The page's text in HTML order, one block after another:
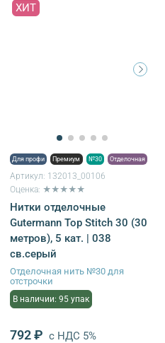
ХИТ
Для профи Премиум №30 Отделочная
Артикул: 132013_00106
Оценка: ★★★★★
Нитки отделочные
Gutermann Top Stitch 30 (30
метров), 5 кат. | 038
св.серый
Отделочная нить №30 для
отстрочки
В наличии: 95 упак
792 ₽ с НДС 5%